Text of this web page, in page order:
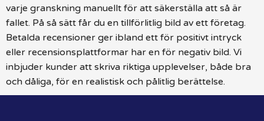
varje granskning manuellt för att säkerställa att så är
fallet. På så sätt får du en tillförlitlig bild av ett företag.
Betalda recensioner ger ibland ett för positivt intryck
eller recensionsplattformar har en för negativ bild. Vi
inbjuder kunder att skriva riktiga upplevelser, både bra
och dåliga, för en realistisk och pålitlig berättelse.